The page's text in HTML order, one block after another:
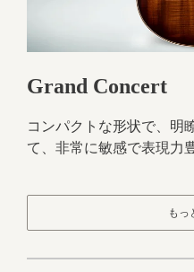
Grand Concert
コンパクトな形状で、明
て、非常に敏感で表現力
もっ